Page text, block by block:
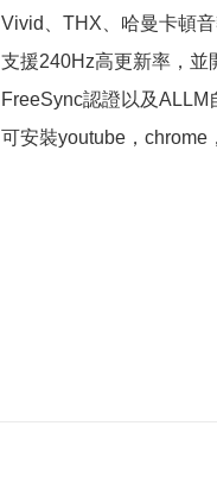
Vivid、THX、哈曼卡頓
支援240Hz高更新率，並
FreeSync認證以及ALLM
可安裝youtube，chrome